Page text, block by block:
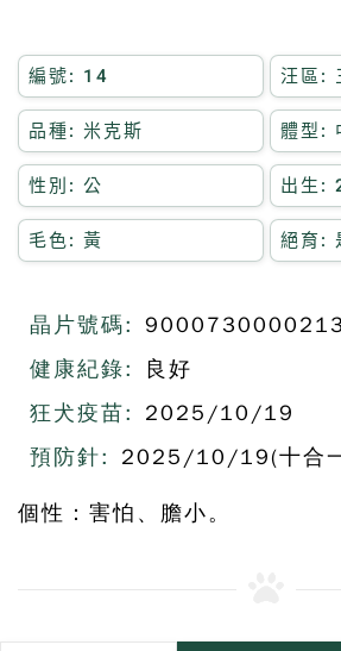
編號: 14 汪區:
品種: 米克斯 體型:
性別: 公 出生:
毛色: 黃 絕育:
晶片號碼:
健康紀錄:
良好
狂犬疫苗:
2025/10/19
預防針:
2025/10/19(十合
個性：害怕、膽小。